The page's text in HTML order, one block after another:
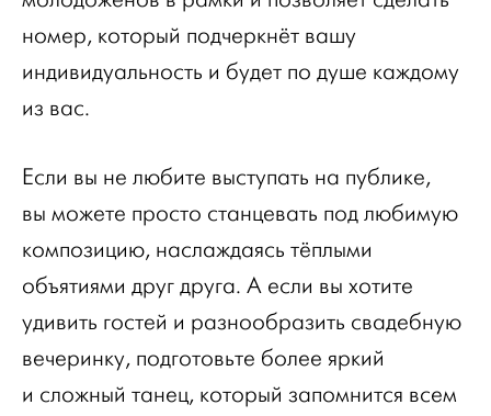
номер, который подчеркнёт вашу
индивидуальность и будет по душе каждому
из вас.
Если вы не любите выступать на публике,
вы можете просто станцевать под любимую
композицию, наслаждаясь тёплыми
объятиями друг друга. А если вы хотите
удивить гостей и разнообразить свадебную
вечеринку, подготовьте более яркий
и сложный танец, который запомнится всем